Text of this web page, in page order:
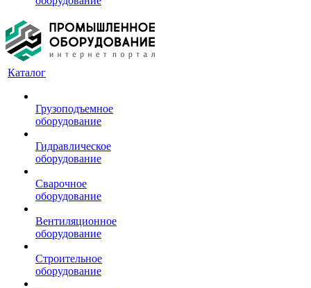
Каталог
Грузоподъемное
оборудование
Гидравлическое
оборудование
Сварочное
оборудование
Вентиляционное
оборудование
Строительное
оборудование